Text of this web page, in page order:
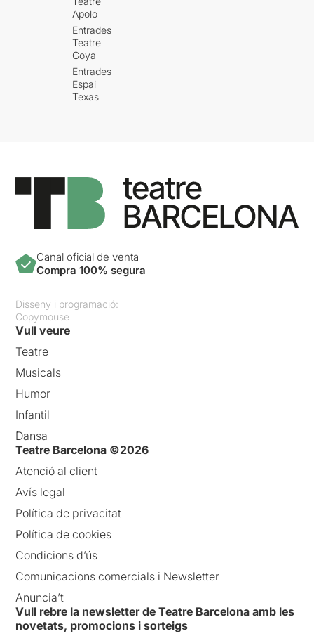
Apolo
Entrades
Teatre
Goya
Entrades
Espai
Texas
Canal oficial de venta
Compra 100% segura
Disseny i programació:
Copymouse
Vull veure
Teatre
Musicals
Humor
Infantil
Dansa
Teatre Barcelona ©2026
Atenció al client
Avís legal
Política de privacitat
Política de cookies
Condicions d’ús
Comunicacions comercials i Newsletter
Anuncia’t
Vull rebre la newsletter de Teatre Barcelona amb les
novetats, promocions i sorteigs